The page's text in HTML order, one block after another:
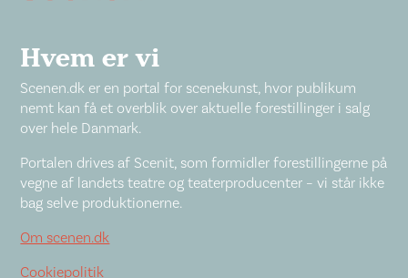
Hvem er vi
Scenen.dk er en portal for scenekunst, hvor publikum
nemt kan få et overblik over aktuelle forestillinger i salg
over hele Danmark.
Portalen drives af Scenit, som formidler forestillingerne på
vegne af landets teatre og teaterproducenter – vi står ikke
bag selve produktionerne.
Om scenen.dk
Cookiepolitik